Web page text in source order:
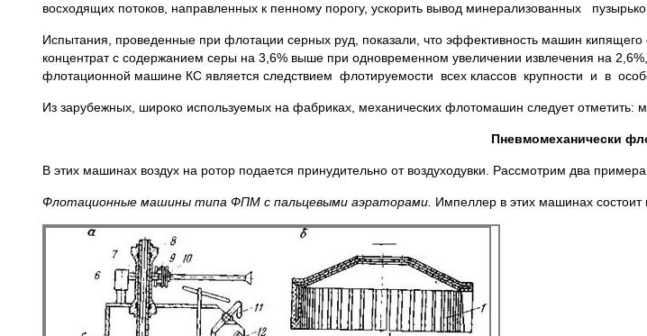
восходящих потоков, направленных к пенному порогу, ускорить вывод минерализованных
Испытания, проведенные при флотации серных руд, показали, что эффективность машин
концентрат с содержанием серы на 3,6% выше при одновременном увеличении извлечения на
флотационной машине КС является следствием флотируемости всех классов крупности и в
Из зарубежных, широко используемых на фабриках, механических флотомашин следует
Пневмомеханически
В этих машинах воздух на ротор подается принудительно от воздуходувки. Рассмотрим два
Флотационные машины типа ФПМ с пальцевыми аэраторами. Импеллер в этих машинах состоит